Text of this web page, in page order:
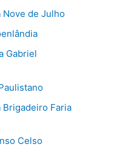
Nove de Julho
Gabriel
Brigadeiro Faria
Celso